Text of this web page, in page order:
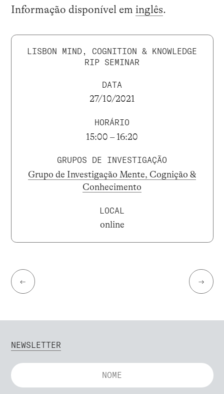
Informação disponível em inglês.
LISBON MIND, COGNITION & KNOWLEDGE
RIP SEMINAR
DATA
27/10/2021
HORÁRIO
15:00 – 16:20
GRUPOS DE INVESTIGAÇÃO
Grupo de Investigação Mente, Cognição &
Conhecimento
LOCAL
online
← →
NEWSLETTER